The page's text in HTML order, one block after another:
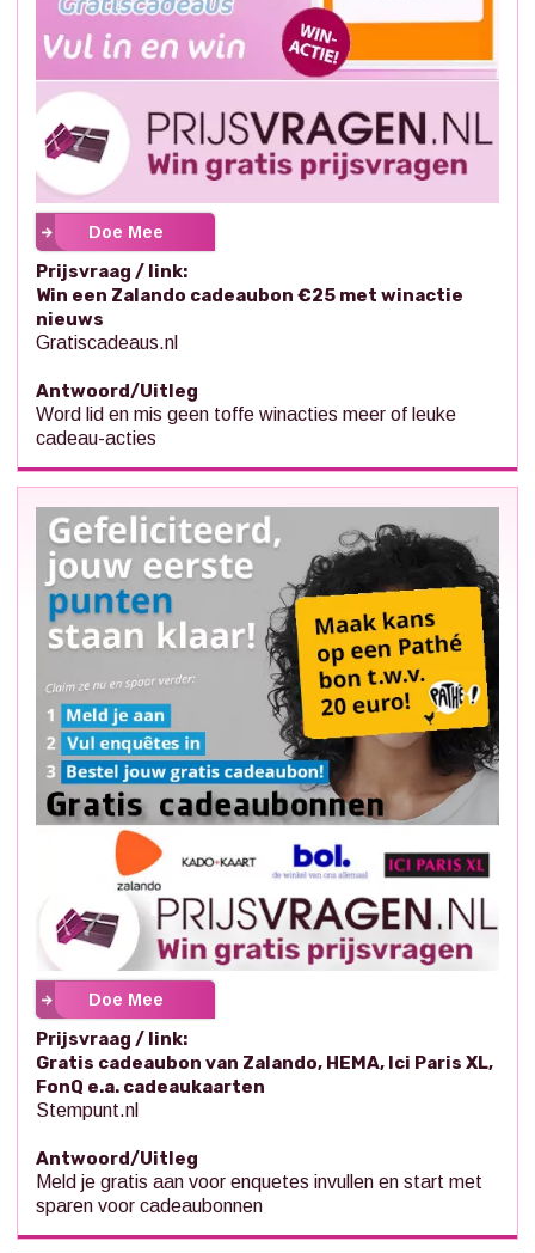
Doe Mee
Prijsvraag / link:
Win een Zalando cadeaubon €25 met winactie
nieuws
Gratiscadeaus.nl
Antwoord/Uitleg
Word lid en mis geen toffe winacties meer of leuke
cadeau-acties
Doe Mee
Prijsvraag / link:
Gratis cadeaubon van Zalando, HEMA, Ici Paris XL,
FonQ e.a. cadeaukaarten
Stempunt.nl
Antwoord/Uitleg
Meld je gratis aan voor enquetes invullen en start met
sparen voor cadeaubonnen